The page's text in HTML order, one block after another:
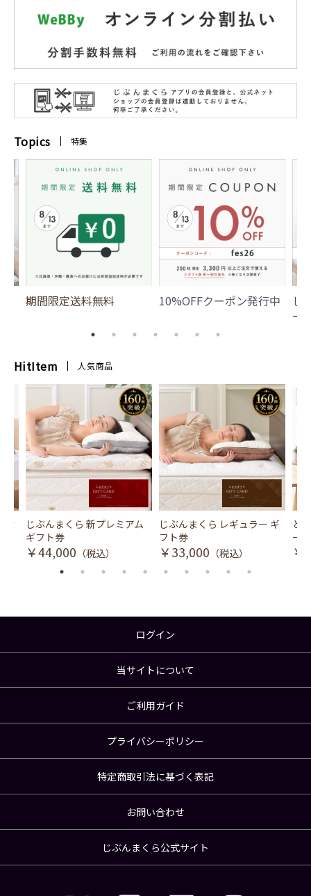
Topics 特集
期間限定送料無料 10%OFFクーポン発行中
じ
ー
HitItem 人気商品
冷
じぶんまくら 新プレミアム
ギフト券
￥44,000 （税込）
じぶんまくら レギュラー ギ
フト券
￥33,000 （税込）
と
ース
￥
ログイン
当サイトについて
ご利用ガイド
プライバシーポリシー
特定商取引法に基づく表記
お問い合わせ
じぶんまくら公式サイト